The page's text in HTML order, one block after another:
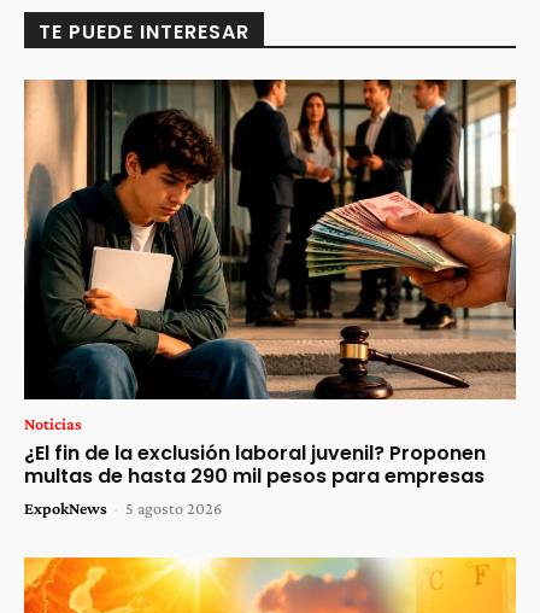
TE PUEDE INTERESAR
Noticias
¿El fin de la exclusión laboral juvenil? Proponen
multas de hasta 290 mil pesos para empresas
ExpokNews - 5 agosto 2026